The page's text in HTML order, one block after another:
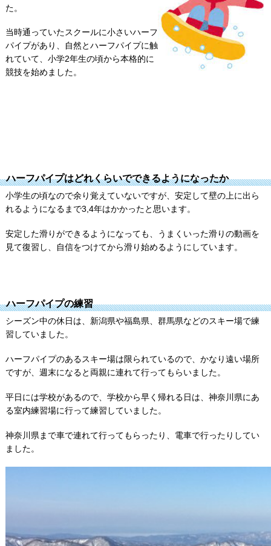
た。
当時通っていたスクールに小さいハーフ
パイプがあり、自然とハーフパイプに触
れていて、小学2年生の頃から本格的に
競技を始めました。
ハーフパイプはどれくらいでできるようになったか
小学生の頃なので余り覚えていないですが、安定して壁の上に出ら
れるようになるまで3,4年はかかったと思います。
安定した滑りができるようになっても、うまくいった滑りの動画を
見て復習し、自信をつけてから滑り始めるようにしています。
ハーフパイプの練習
シーズン中の休日は、新潟県や福島県、群馬県などのスキー場で練
習していました。
ハーフパイプのあるスキー場は限られているので、かなり遠い場所
ですが、週末になると両親に連れて行ってもらいました。
平日には学校があるので、学校から早く帰れる日は、神奈川県にあ
る室内練習場に行って練習していました。
神奈川県まで車で連れて行ってもらったり、電車で行ったりしてい
ました。